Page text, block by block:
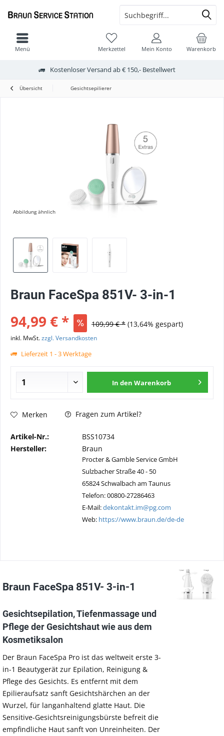
Kostenloser Versand ab € 150,- Bestellwert
Warenkorb
Merkzettel Mein Konto
Menü
Übersicht Gesichtsepilierer
Abbildung ähnlich
Braun FaceSpa 851V- 3-in-1
94,99 € * 109,99 € * (13,64% gespart)
inkl. MwSt.zzgl. Versandkosten
Lieferzeit 1 - 3 Werktage
In den Warenkorb
Merken Fragen zum Artikel?
Artikel-Nr.:
BSS10734
Hersteller:
Braun
Procter & Gamble Service GmbH
Sulzbacher Straße 40 - 50
65824 Schwalbach am Taunus
Telefon: 00800-27286463
E-Mail:dekontakt.im@pg.com
Web: https://www.braun.de/de-de
Braun FaceSpa 851V- 3-in-1
Gesichtsepilation, Tiefenmassage und
Pflege der Gesichtshaut wie aus dem
Kosmetiksalon
Der Braun FaceSpa Pro ist das weltweit erste 3-
in-1 Beautygerät zur Epilation, Reinigung &
Pflege des Gesichts. Es entfernt mit dem
Epilieraufsatz sanft Gesichtshärchen an der
Wurzel, für langanhaltend glatte Haut. Die
Sensitive-Gesichtsreinigungsbürste befreit die
empfindliche Haut sanft von Unreinheiten. Der